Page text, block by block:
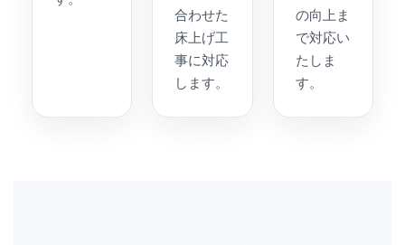
合わせた
床上げ工
事に対応
します。
の向上ま
で対応い
たしま
す。